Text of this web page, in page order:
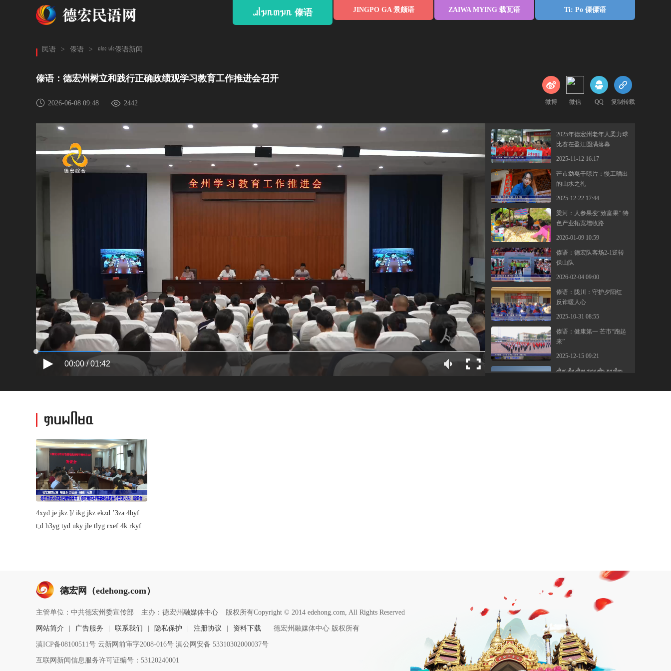
ᥘᥣᥭᥰᥖᥭᥰ 傣语 JINGPO GA 景颇语 ZAIWA MYING 载瓦语 Ti: Po 傈僳语
民语 > 傣语 > hkof e;f傣语新闻
傣语：德宏州树立和践行正确政绩观学习教育工作推进会召开
2026-06-08 09:48 2442 微博 微信 QQ 复制转载
00:00 / 01:42
2025年德宏州老年人柔力球
比赛在盈江圆满落幕
2025-11-12 16:17
芒市勐戛干晾片：慢工晒出
的山水之礼
2025-12-22 17:44
梁河：人参果变“致富果” 特
色产业拓宽增收路
2026-01-09 10:59
傣语：德宏队客场2-1逆转
保山队
2026-02-04 09:00
傣语：陇川：守护夕阳红
反诈暖人心
2025-10-31 08:55
傣语：健康第一 芒市“跑起
来”
2025-12-15 09:21
ᥔᥦᥒᥴ ᥛᥥᥢ ᥔᥦᥒᥲ ᥑᥨᥒᥳ ᥖᥥᥰ ᥘᥧᥐ ᥝᥥᥒᥰ
ᥞᥙᥕᥥᥛᥲ
4xyd je jkz ]/ ikg jkz ekzd ’3za 4byf
t;d h3yg tyd uky jle tlyg rxef 4k rkyf
德宏网（edehong.com）
主管单位：中共德宏州委宣传部 主办：德宏州融媒体中心 版权所有Copyright © 2014 edehong.com, All Rights Reserved
网站简介 广告服务 联系我们 隐私保护 注册协议 资料下载 德宏州融媒体中心 版权所有
滇ICP备08100511号 云新网前审字2008-016号 滇公网安备 53310302000037号
互联网新闻信息服务许可证编号：53120240001